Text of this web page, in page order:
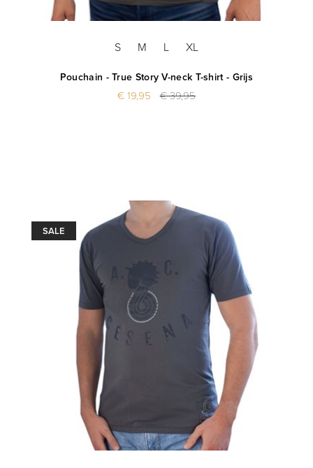
S M L XL
Pouchain - True Story V-neck T-shirt - Grijs
€ 19,95 € 39,95
SALE